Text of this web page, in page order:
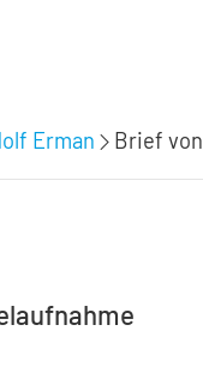
Erman Brief